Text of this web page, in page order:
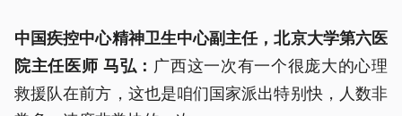
中国疾控中心精神卫生中心副主任，北京大学第六医
院主任医师 马弘： 广西这一次有一个很庞大的心理
救援队在前方，这也是咱们国家派出特别快，人数非